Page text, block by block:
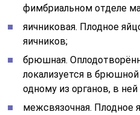
фимбриальном отделе
яичниковая. Плодное
яичников;
брюшная.
локализуется в
одному из органов, в
межсвязочная. Плодное